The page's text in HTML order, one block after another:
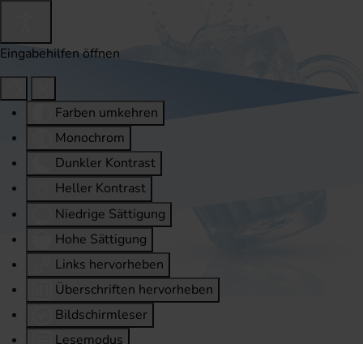
Eingabehilfen öffnen
Farben umkehren
Monochrom
Dunkler Kontrast
Heller Kontrast
Niedrige Sättigung
Hohe Sättigung
Links hervorheben
Überschriften hervorheben
Bildschirmleser
Lesemodus